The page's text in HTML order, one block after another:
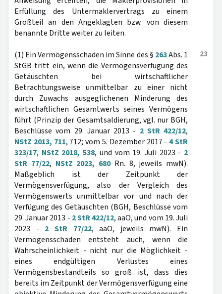
Erfüllung des Untermaklervertrags zu einem
Großteil an den Angeklagten bzw. von diesem
benannte Dritte weiter zu leiten.
23
(1) Ein Vermögensschaden im Sinne des § 263Abs. 1
StGB tritt ein, wenn die Vermögensverfügung des
Getäuschten bei wirtschaftlicher
Betrachtungsweise unmittelbar zu einer nicht
durch Zuwachs ausgeglichenen Minderung des
wirtschaftlichen Gesamtwerts seines Vermögens
führt (Prinzip der Gesamtsaldierung, vgl. nur BGH,
Beschlüsse vom 29. Januar 2013 - 2 StR 422/12,
NStZ 2013, 711, 712; vom 5. Dezember 2017 -4 StR
323/17, NStZ 2018, 538, und vom 19. Juli 2023 - 2
StR 77/22, NStZ 2023, 680Rn. 8, jeweils mwN).
Maßgeblich ist der Zeitpunkt der
Vermögensverfügung, also der Vergleich des
Vermögenswerts unmittelbar vor und nach der
Verfügung des Getäuschten (BGH, Beschlüsse vom
29. Januar 2013 - 2 StR 422/12, aaO, und vom 19. Juli
2023 - 2 StR 77/22, aaO, jeweils mwN). Ein
Vermögensschaden entsteht auch, wenn die
Wahrscheinlichkeit - nicht nur die Möglichkeit -
eines endgültigen Verlustes eines
Vermögensbestandteils so groß ist, dass dies
bereits im Zeitpunkt der Vermögensverfügung eine